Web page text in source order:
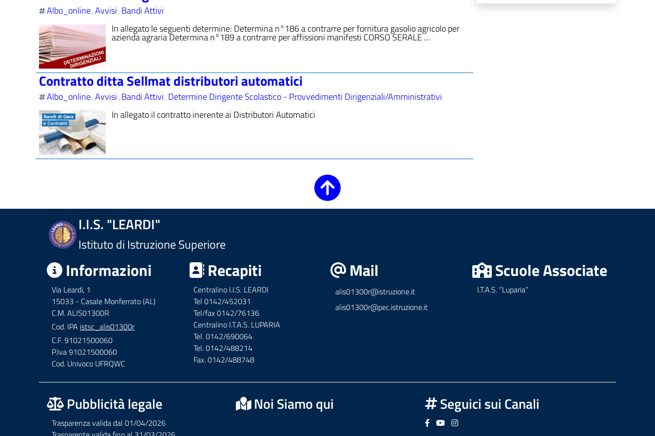
Albo_online,Avvisi, Bandi Attivi
In allegato le seguenti determine: Determina n°186 a contrarre per fornitura gasolio agricolo per
azienda agraria Determina n°189 a contrarre per affissioni manifesti CORSO SERALE …
Contratto ditta Sellmat distributori automatici
Albo_online,Avvisi, Bandi Attivi, Determine Dirigente Scolastico - Provvedimenti Dirigenziali/Amministrativi
In allegato il contratto inerente ai Distributori Automatici
I.I.S. "LEARDI"
Istituto di Istruzione Superiore
Informazioni
Via Leardi, 1
15033 - Casale Monferrato (AL)
C.M. ALIS01300R
Cod. IPA istsc_alis01300r
C.F. 91021500060
P.Iva 91021500060
Cod. Univoco UFRQWC
Recapiti
Centralino I.I.S. LEARDI
Tel 0142/452031
Tel/fax 0142/76136
Centralino I.T.A.S. LUPARIA
Tel. 0142/690064
Tel. 0142/488214
Fax. 0142/488748
Mail
alis01300r@istruzione.it
alis01300r@pec.istruzione.it
Scuole Associate
I.T.A.S. “Luparia”
Pubblicità legale
Trasparenza valida dal 01/04/2026
Noi Siamo qui Seguici sui Canali
Seguici su Facebook
Seguici su YouTube
Seguici su Instagram